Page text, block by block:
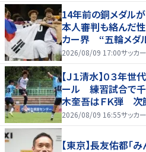
14年前の銅メダル
本人審判も絡んだ
カー界 “五輪メダ
舞われる」
2026/08/09 17:00サッカー
【Ｊ１清水】０３年
ール 練習試合で千
木奎吾はＦＫ弾 次
場停止
2026/08/09 16:55サッカー
【東京】長友佑都「